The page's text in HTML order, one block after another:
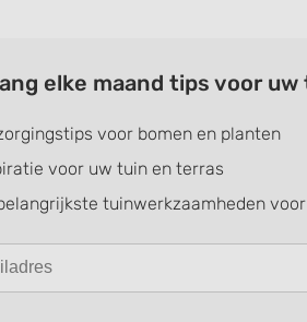
elke maand tips voor
voor bomen en planten
voor uw tuin en terras
tuinwerkzaamheden